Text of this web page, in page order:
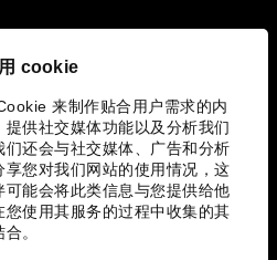
cookie
来制作贴合用户需求的内
提供社交媒体功能以及分析我们
们还会与社交媒体、广告和分析
享您对我们网站的使用情况，这
可能会将此类信息与您提供给他
您使用其服务的过程中收集的其
。